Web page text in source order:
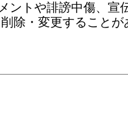
ントや誹謗中傷、宣
除・変更することが